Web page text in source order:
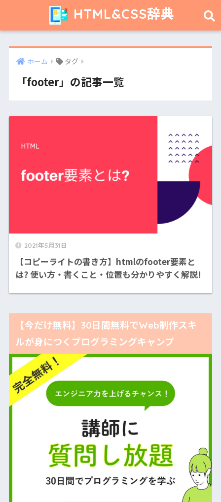
HTML&CSS辞典
ホーム タグ
「footer」の記事一覧
2021年5月31日
【コピーライトの書き方】htmlのfooter要素と
は? 使い方・書くこと・位置も分かりやすく解説!
【今だけ無料】30日間無料でWeb制作スキ
ルが身につくプログラミングキャンプ